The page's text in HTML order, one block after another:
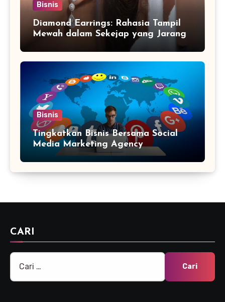
Bisnis
Diamond Earrings: Rahasia Tampil
Mewah dalam Sekejap yang Jarang
Bisnis
Tingkatkan Bisnis Bersama Social
Media Marketing Agency
CARI
Cari